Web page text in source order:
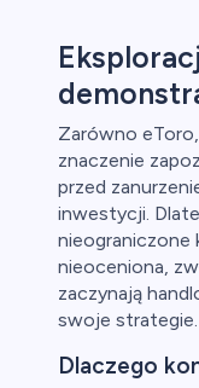
Zarówno
znaczenie
przed
inwestycji.
nieograniczone
nieoceniona,
zaczynają
swoje strategie.
Dlaczego